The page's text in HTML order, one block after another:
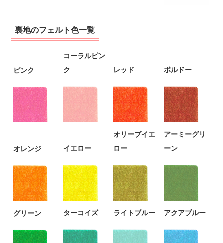
裏地のフェルト色一覧
ピンク
コーラルピン
ク
レッド ボルドー
オレンジ イエロー
オリーブイエ
ロー
アーミーグリ
ーン
グリーン ターコイズ ライトブルー アクアブルー